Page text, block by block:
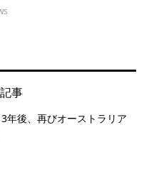
事
年後、再びオーストラリア